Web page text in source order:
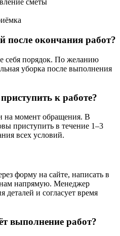
сметы
после окончания работ?
себя порядок. По желанию
уборка после выполнения
к работе?
на момент обращения. В
приступить в течение 1–3
всех условий.
форму на сайте, написать в
напрямую. Менеджер
деталей и согласует время
выполнение работ?